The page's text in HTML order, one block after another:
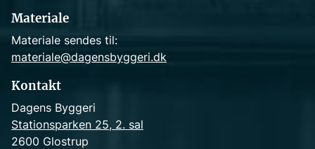
Materiale
Materiale sendes til:
materiale@dagensbyggeri.dk
Kontakt
Dagens Byggeri
Stationsparken 25, 2. sal
2600 Glostrup